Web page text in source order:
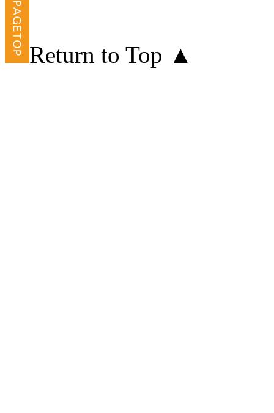
Return to Top ▲